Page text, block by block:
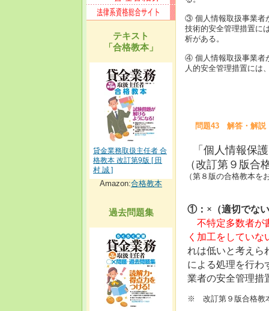
テキスト
「合格教本」
貸金業務取扱主任者 合
格教本 改訂第9版 [ 田
村 誠 ]
Amazon:合格教本
過去問題集
③ 個人情報取扱事業者
技術的安全管理措置に
析がある。
④ 個人情報取扱事業者
人的安全管理措置には
問題43 解答・解説
「個人情報保
（改訂第９版合
（第８版の合格教本を
①：×（適切でな
不特定多数者が
く加工をしていな
れは低いと考えら
による処理を行わ
業者の安全管理措
※ 改訂第９版合格教